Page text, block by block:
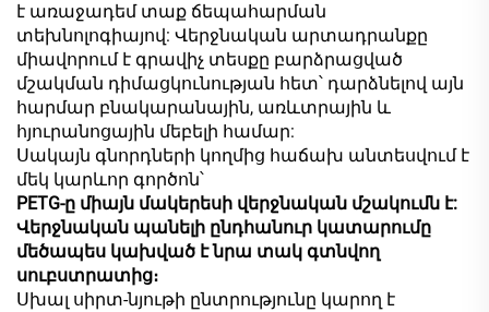
է առաջադեմ տաք ճեպահարման
տեխնոլոգիայով: Վերջնական արտադրանքը
միավորում է գրավիչ տեսքը բարձրացված
մշակման դիմացկունության հետ՝ դարձնելով այն
հարմար բնակարանային, առևտրային և
հյուրանոցային մեբելի համար:
Սակայն գնորդների կողմից հաճախ անտեսվում է
մեկ կարևոր գործոն՝
PETG-ը միայն մակերեսի վերջնական մշակումն է:
Վերջնական պանելի ընդհանուր կատարումը
մեծապես կախված է նրա տակ գտնվող
սուբստրատից։
Սխալ սիրտ-նյութի ընտրությունը կարող է